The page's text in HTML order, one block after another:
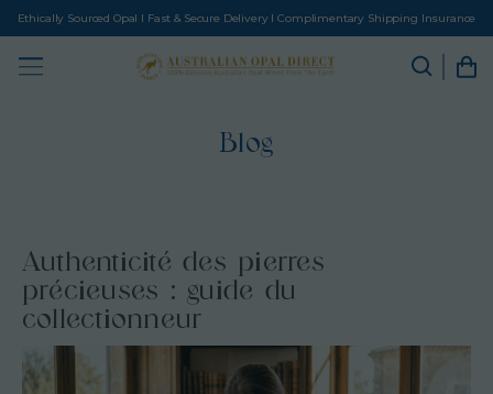
Ethically Sourced Opal I Fast & Secure Delivery I Complimentary Shipping Insurance
Blog
Authenticité des pierres
précieuses : guide du
collectionneur